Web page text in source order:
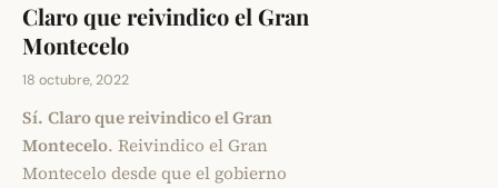
Claro que reivindico el Gran
Montecelo
18 octubre, 2022
Sí. Claro que reivindico el Gran
Montecelo. Reivindico el Gran
Montecelo desde que el gobierno